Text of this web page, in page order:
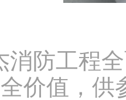
消防工程
价值，供